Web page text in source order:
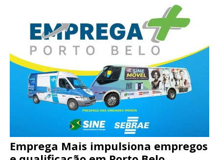
Emprega Mais impulsiona empregos